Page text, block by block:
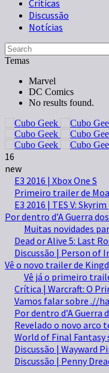
Críticas
Discussão
Notícias
Temas
Marvel
DC Comics
No results found.
16
new
E3 2016 | Xbox One S
Primeiro trailer de
E3 2016 | TES V:
Por dentro d’A Guerra
Muitas novidades
Dead or Alive 5: Last
Discussão | Person of
Vê o novo trailer de
Vê já o primeiro
Crítica | Warcraft: O
Vamos falar sobre .//
Por dentro d’A Guerra
Revelado o novo arco
World of Final Fantasy
Discussão | Wayward
Discussão | Penny